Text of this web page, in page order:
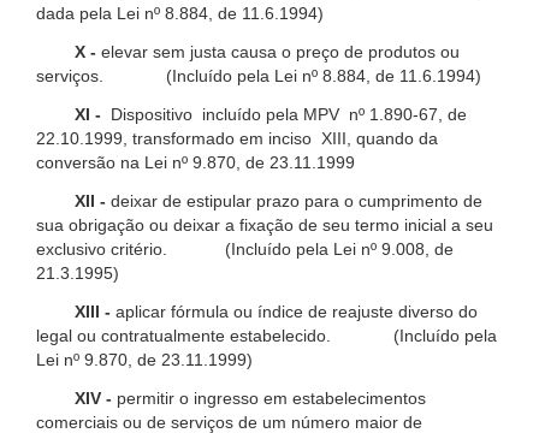
dada pela Lei nº 8.884, de 11.6.1994)
X - elevar sem justa causa o preço de produtos ou
serviços. (Incluído pela Lei nº 8.884, de 11.6.1994)
XI -
Dispositivo incluído pela MPV nº 1.890-67, de
22.10.1999, transformado em inciso XIII, quando da
conversão na Lei nº 9.870, de 23.11.1999
XII - deixar de estipular prazo para o cumprimento de
sua obrigação ou deixar a fixação de seu termo inicial a seu
exclusivo critério. (Incluído pela Lei nº 9.008, de
21.3.1995)
XIII - aplicar fórmula ou índice de reajuste diverso do
legal ou contratualmente estabelecido. (Incluído pela
Lei nº 9.870, de 23.11.1999)
XIV - permitir o ingresso em estabelecimentos
comerciais ou de serviços de um número maior de